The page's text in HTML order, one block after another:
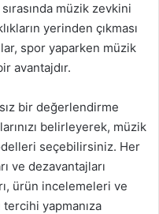
müzik zevkini
yerinden çıkması
spor yaparken müzik
avantajdır.
bir değerlendirme
belirleyerek, müzik
seçebilirsiniz. Her
ve dezavantajları
ürün incelemeleri ve
tercihi yapmanıza